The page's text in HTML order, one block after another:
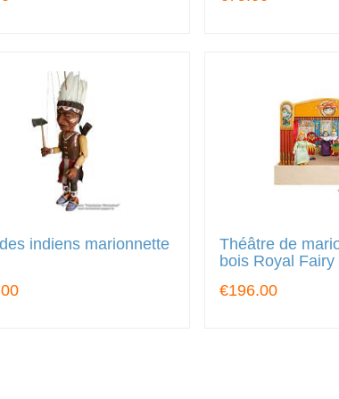
indiens marionnette
Théâtre de
bois Royal Fairy
€196.00